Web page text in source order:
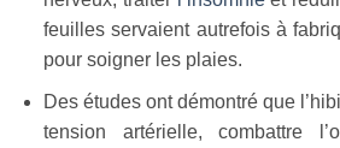
feuilles servaient autrefois à
pour soigner les plaies.
Des études ont démontré que
tension artérielle, combattre